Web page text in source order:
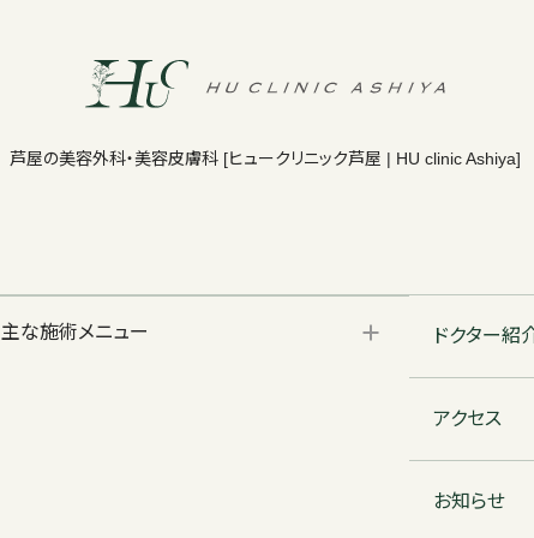
芦屋の美容外科・美容皮膚科 [ヒュークリニック芦屋 | HU clinic Ashiya]
主な施術メニュー ドクター紹
アクセス
お知らせ